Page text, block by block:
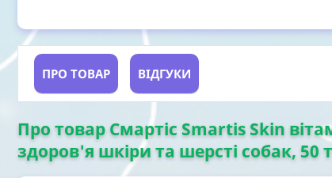
ПРО ТОВАР ВІДГУКИ
Про товар Смартіс Smartis Skin
здоров'я шкіри та шерсті собак, 50